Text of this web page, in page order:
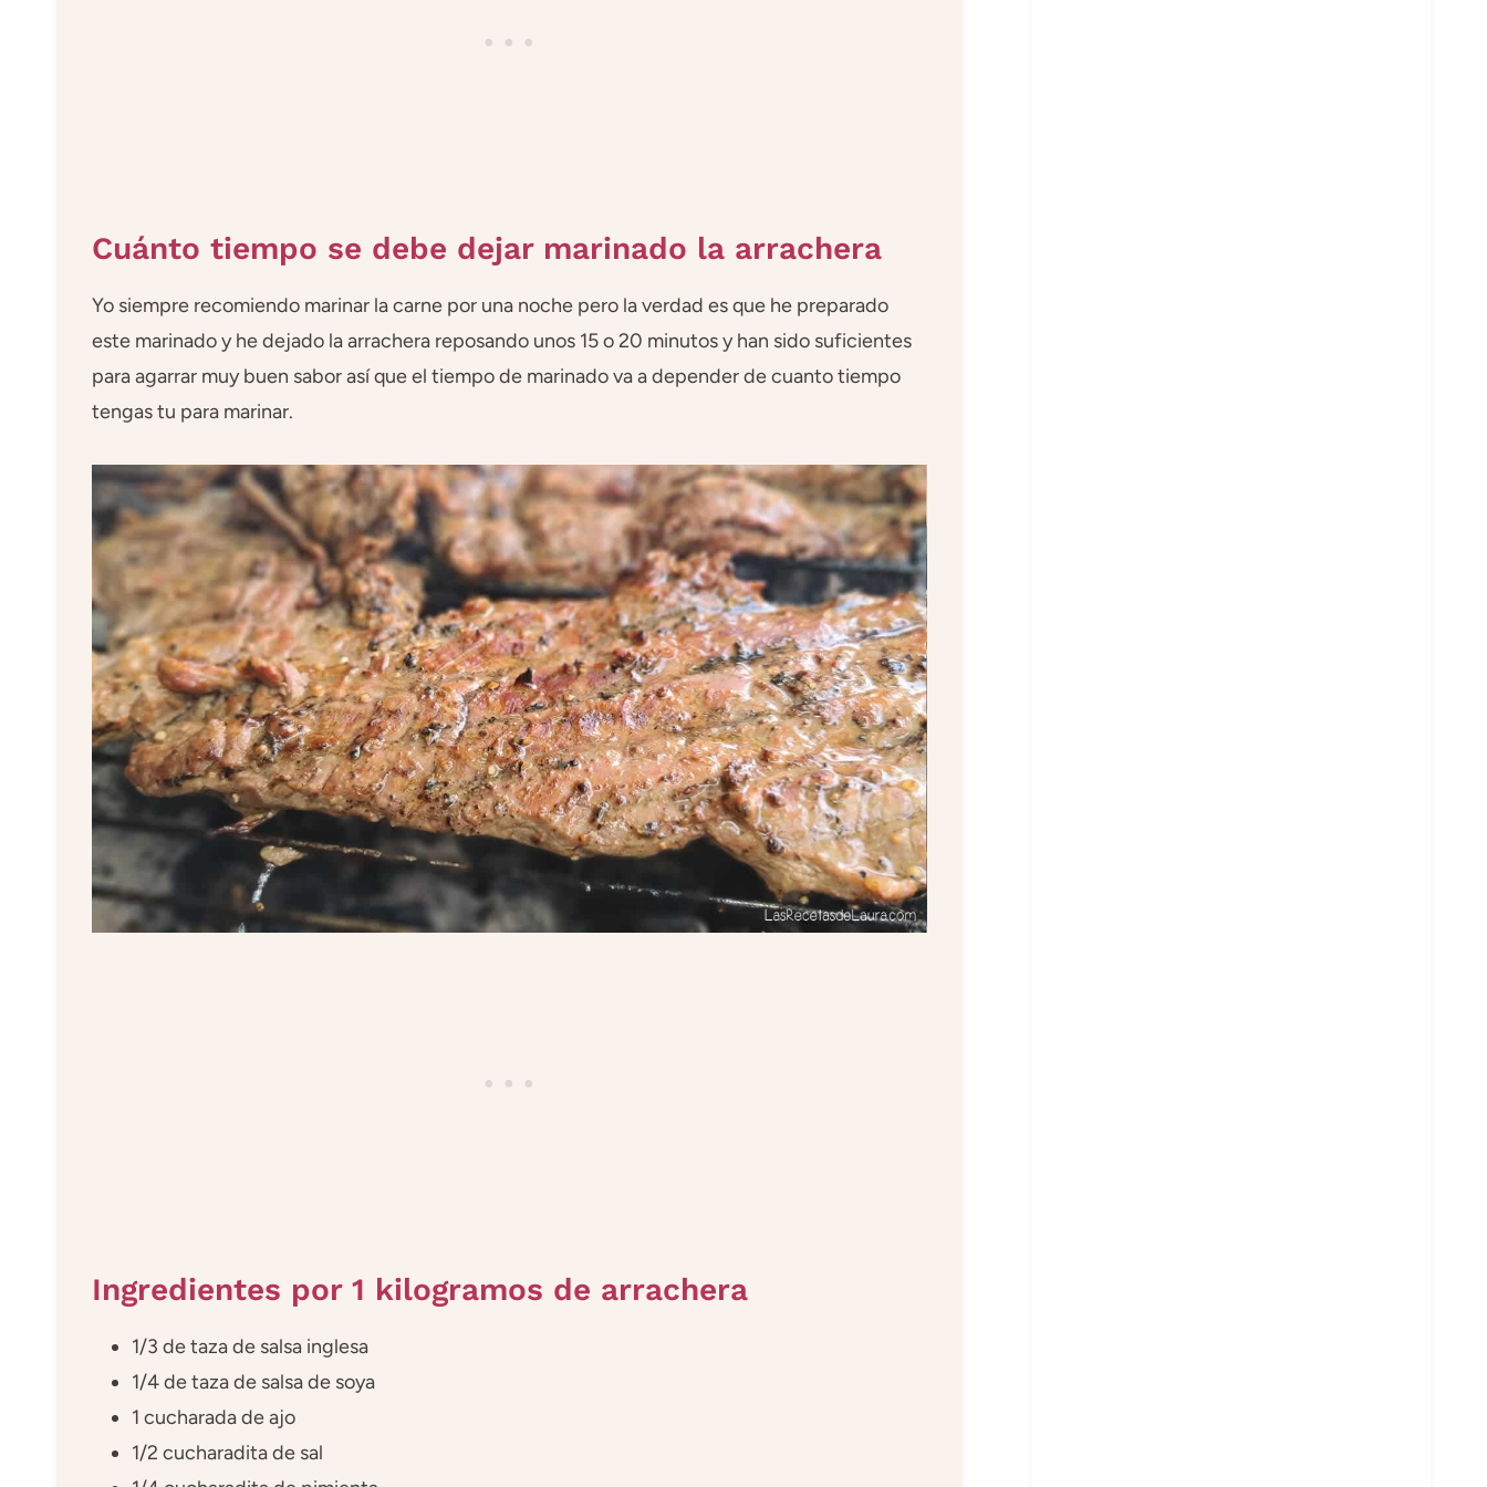
Cuánto tiempo se debe dejar marinado la arrachera
Yo siempre recomiendo marinar la carne por una noche pero la verdad es que he preparado
este marinado y he dejado la arrachera reposando unos 15 o 20 minutos y han sido suficientes
para agarrar muy buen sabor así que el tiempo de marinado va a depender de cuanto tiempo
tengas tu para marinar.
Ingredientes por 1 kilogramos de arrachera
1/3 de taza de salsa inglesa
1/4 de taza de salsa de soya
1 cucharada de ajo
1/2 cucharadita de sal